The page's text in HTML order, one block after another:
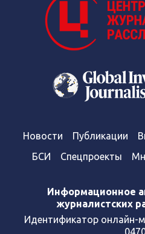
Новости Публикации
БСИ
Спецпроекты
Информационное
журналистских
Идентификатор онлайн-